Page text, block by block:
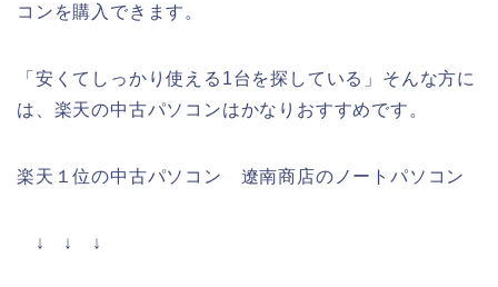
コンを購入できます。
「安くてしっかり使える1台を探している」そんな方に
は、楽天の中古パソコンはかなりおすすめです。
楽天１位の中古パソコン 遼南商店のノートパソコン
↓ ↓ ↓